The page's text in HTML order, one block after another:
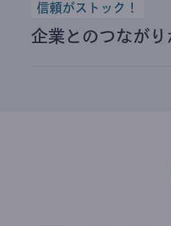
信頼がストック！
企業とのつながり